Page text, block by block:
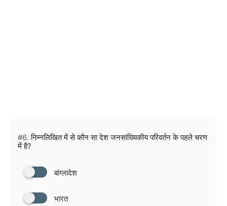
#6. निम्नलिखित में से कौन सा देश जनसांख्यिकीय परिवर्तन के पहले चरण
में है?
बांग्लादेश
भारत